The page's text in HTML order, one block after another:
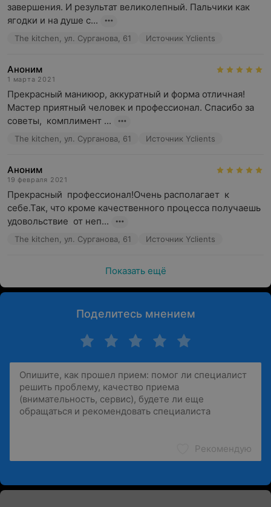
завершения. И результат великолепный. Пальчики как
ягодки и на душе с...
The kitchen, ул. Сурганова, 61 Источник Yclients
Аноним
1 марта 2021
Прекрасный маникюр, аккуратный и форма отличная!
Мастер приятный человек и профессионал. Спасибо за
советы,  комплимент ...
The kitchen, ул. Сурганова, 61 Источник Yclients
Аноним
19 февраля 2021
Прекрасный  профессионал!Очень располагает  к
себе.Так, что кроме качественного процесса получаешь
удовольствие  от неп...
The kitchen, ул. Сурганова, 61 Источник Yclients
Показать ещё
Поделитесь мнением
Рекомендую